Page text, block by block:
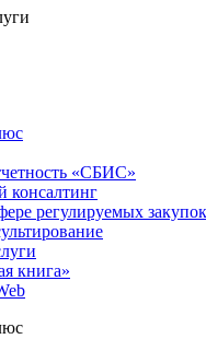
«СБИС»
консалтинг
регулируемых закупок
книга»